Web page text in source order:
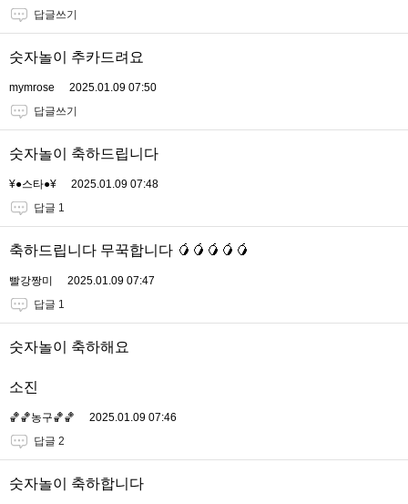
답글쓰기
숫자놀이 추카드려요
mymrose
2025.01.09 07:50
답글쓰기
숫자놀이 축하드립니다
¥●스타●¥
2025.01.09 07:48
답글 1
축하드립니다 무꾹합니다 🥭🥭🥭🥭🥭
빨강짱미
2025.01.09 07:47
답글 1
숫자놀이 축하해요
소진
🏀🏀농구🏀🏀
2025.01.09 07:46
답글 2
숫자놀이 축하합니다